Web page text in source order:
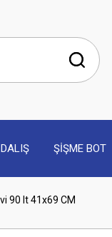
DALIŞ ŞİŞME BOT
90 lt 41x69 CM